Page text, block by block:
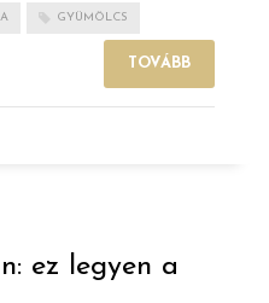
GYÜMÖLCS
TOVÁBB
ez legyen a